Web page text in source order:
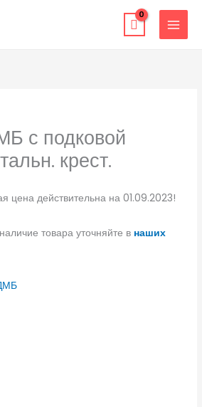
с подковой
крест.
цена действительна на 01.09.2023!
товара уточняйте в наших